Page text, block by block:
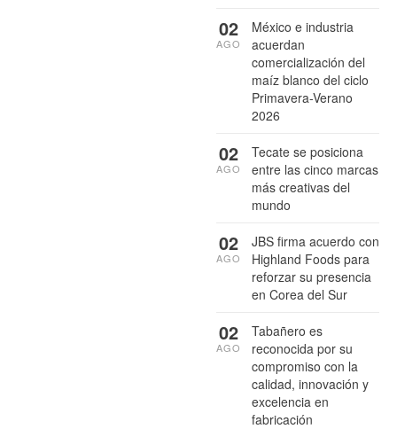
México e industria
acuerdan
comercialización del
maíz blanco del ciclo
Primavera-Verano
2026
02
AGO
Tecate se posiciona
entre las cinco marcas
más creativas del
mundo
02
AGO
JBS firma acuerdo con
Highland Foods para
reforzar su presencia
en Corea del Sur
02
AGO
Tabañero es
reconocida por su
compromiso con la
calidad, innovación y
excelencia en
fabricación
02
AGO